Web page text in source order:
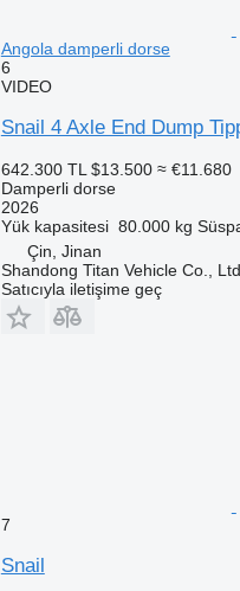
Angola damperli dorse
6
VIDEO
Snail 4 Axle End Dump
642.300 TL $13.500 ≈ €11.680
Damperli dorse
2026
Yük kapasitesi 80.000 kg
Çin, Jinan
Shandong Titan Vehicle Co., Ltd.
Satıcıyla iletişime geç
7
Snail